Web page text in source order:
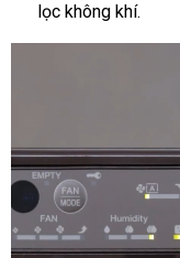
lọc không khí.